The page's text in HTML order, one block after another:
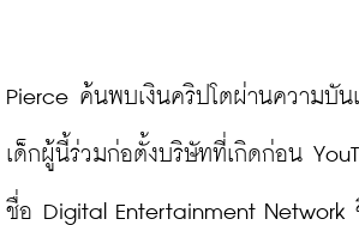
Pierce ค้นพบเงินคริปโตผ่านความบั
เด็กผู้นี้ร่วมก่อตั้งบริษัทที่เกิดก่อน
ชื่อ Digital Entertainment Network